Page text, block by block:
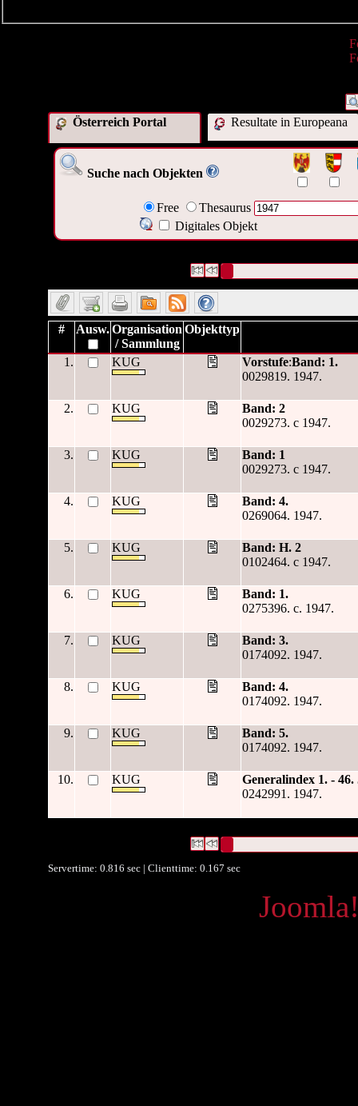
Österreich Portal Resultate in Europeana
Suche nach Objekten
Free
Thesaurus
Digitales Objekt
# Ausw.Organisation
/ Sammlung
Objekttyp
1. KUG Vorstufe:Band: 1.
0029819. 1947.
2. KUG
Band: 2
0029273. c 1947.
3. KUG
Band: 1
0029273. c 1947.
4. KUG
Band: 4.
0269064. 1947.
5. KUG
Band: H. 2
0102464. c 1947.
6. KUG
Band: 1.
0275396. c. 1947.
7. KUG
Band: 3.
0174092. 1947.
8. KUG
Band: 4.
0174092. 1947.
9. KUG
Band: 5.
0174092. 1947.
10. KUG
Generalindex 1. -
0242991. 1947.
Servertime: 0.816 sec | Clienttime: 0.167 sec